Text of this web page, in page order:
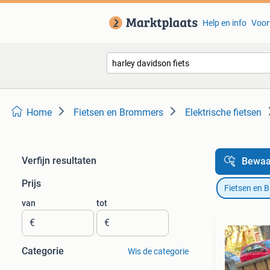
Help en info
Home Fietsen en Brommers Elektrische fietsen
Verfijn resultaten
Prijs
van
€
tot
€
Categorie Wis de categorie
Fietsen en